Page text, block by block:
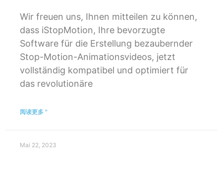
Wir freuen uns, Ihnen mitteilen zu können,
dass iStopMotion, Ihre bevorzugte
Software für die Erstellung bezaubernder
Stop-Motion-Animationsvideos, jetzt
vollständig kompatibel und optimiert für
das revolutionäre
阅读更多 "
Mai 22, 2023